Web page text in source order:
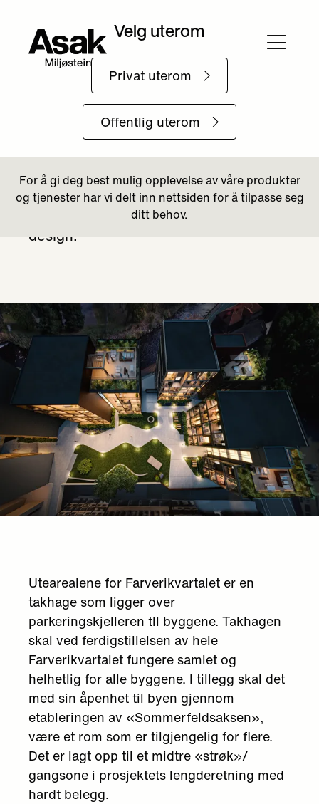
Tilbake til Boligområde
Farverikvartalet
levende og estetisk uterom med
Gangbaneheller fra Asak Miljøstein,
som kombinerer funksjonalitet og
design.
Utearealene for Farverikvartalet er en
takhage som ligger over
parkeringskjelleren tll byggene. Takhagen
skal ved ferdigstillelsen av hele
Farverikvartalet fungere samlet og
helhetlig for alle byggene. I tillegg skal det
med sin åpenhet til byen gjennom
etableringen av «Sommerfeldsaksen»,
være et rom som er tilgjengelig for flere.
Det er lagt opp til et midtre «strøk»/
gangsone i prosjektets lengderetning med
hardt belegg.